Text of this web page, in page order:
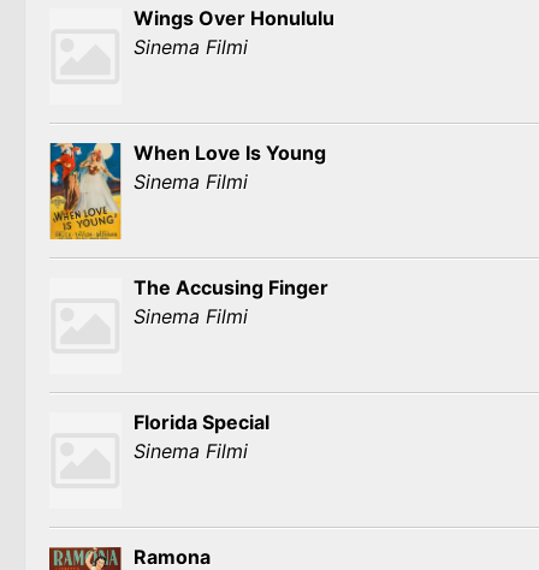
Wings Over Honululu
Sinema Filmi
When Love Is Young
Sinema Filmi
The Accusing Finger
Sinema Filmi
Florida Special
Sinema Filmi
Ramona